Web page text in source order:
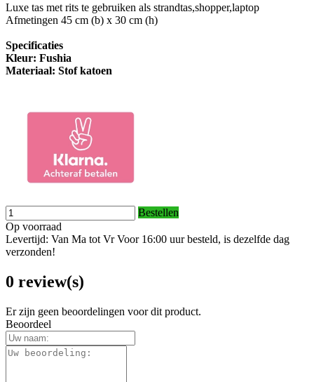
Luxe tas met rits te gebruiken als strandtas,shopper,laptop
Afmetingen 45 cm (b) x 30 cm (h)
Specificaties
Kleur: Fushia
Materiaal: Stof katoen
Bestellen
Op voorraad
Levertijd: Van Ma tot Vr Voor 16:00 uur besteld, is dezelfde dag
verzonden!
0 review(s)
Er zijn geen beoordelingen voor dit product.
Beoordeel